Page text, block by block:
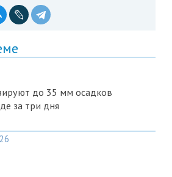
до 35 мм осадков
за три дня